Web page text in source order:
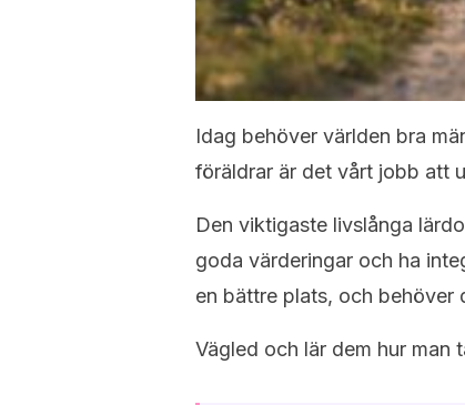
Idag behöver världen bra
föräldrar är det vårt jobb att
Den viktigaste livslånga
goda värderingar och ha
en bättre plats, och behöver
Vägled och lär dem hur man